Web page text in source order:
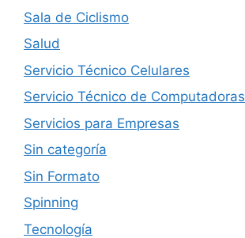
Sala de Ciclismo
Salud
Servicio Técnico Celulares
Servicio Técnico de Computadoras
Servicios para Empresas
Sin categoría
Sin Formato
Spinning
Tecnología